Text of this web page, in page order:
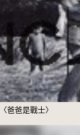
爸爸是戰士〉